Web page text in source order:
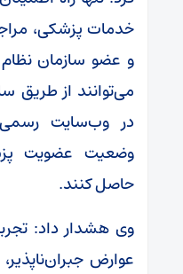
خدمات پزشکی،
و عضو سازمان
می‌توانند از
در وب‌سایت
وضعیت عضویت
حاصل کنند.
وی هشدار داد:
عوارض